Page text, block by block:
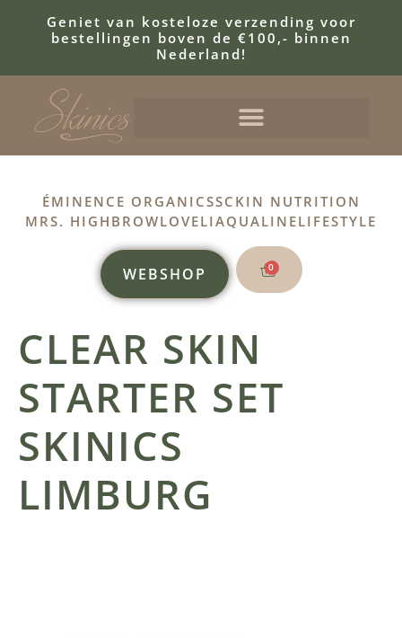
Geniet van kosteloze verzending voor
bestellingen boven de €100,- binnen
Nederland!
ÉMINENCE ORGANICSSCKIN NUTRITION
MRS. HIGHBROWLOVELIAQUALINELIFESTYLE
WEBSHOP 0
CLEAR SKIN
STARTER SET
SKINICS
LIMBURG